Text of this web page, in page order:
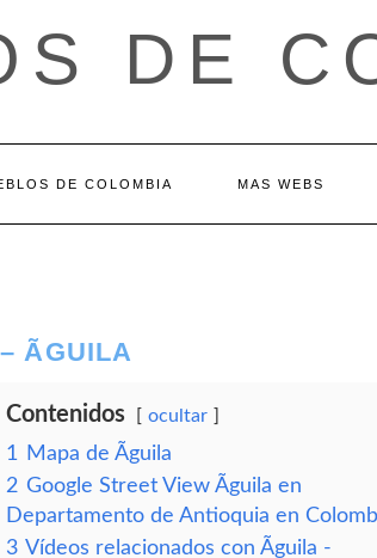
DE
DE COLOMBIA MAS WEBS
ÃGUILA
Contenidos ocultar
1
Mapa de Ãguila
2 Google Street View Ãguila en
Departamento de Antioquia en
3 Vídeos relacionados con Ãguila -